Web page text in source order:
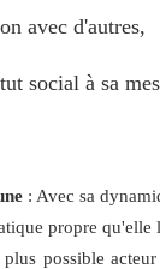
avec d'autres,
social à sa
: Avec sa
propre qu'elle
possible